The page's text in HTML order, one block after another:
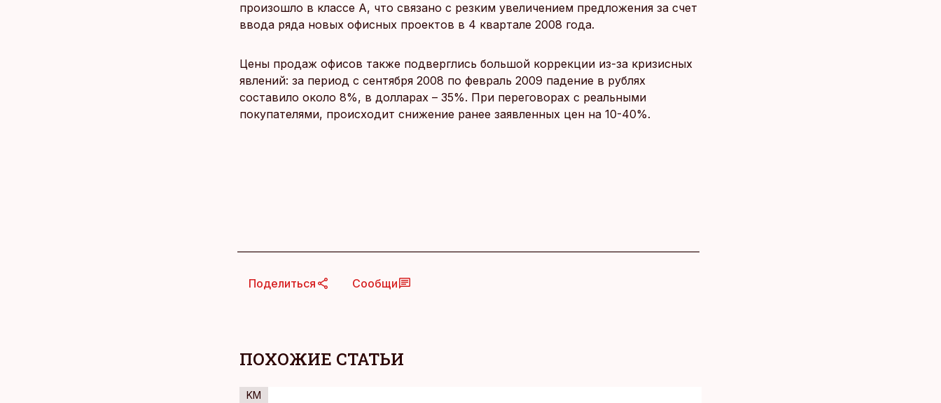
произошло в классе А, что связано с резким увеличением предложения за счет
ввода ряда новых офисных проектов в 4 квартале 2008 года.
Цены продаж офисов также подверглись большой коррекции из-за кризисных
явлений: за период с сентября 2008 по февраль 2009 падение в рублях
составило около 8%, в долларах – 35%. При переговорах с реальными
покупателями, происходит снижение ранее заявленных цен на 10-40%.
Поделиться Сообщи
ПОХОЖИЕ СТАТЬИ
KM